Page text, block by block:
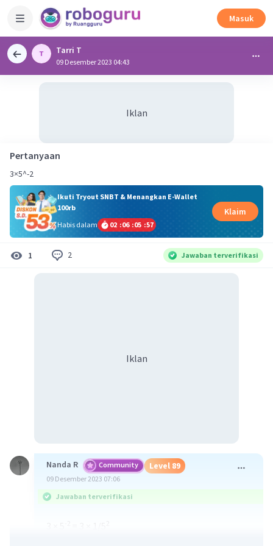
Masuk
Tarri T
09 Desember 2023 04:43
Iklan
Pertanyaan
3×5^-2
Ikuti Tryout SNBT & Menangkan E-Wallet
100rb
Habis dalam
02 :06 :05 :56
Klaim
1 2 Jawaban terverifikasi
Iklan
Nanda R Community Level 89
09 Desember 2023 07:06
Jawaban terverifikasi